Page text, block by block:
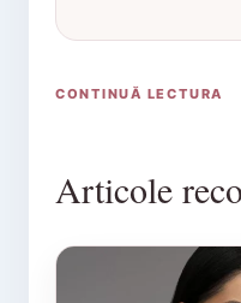
CONTINUĂ LECTURA
Articole